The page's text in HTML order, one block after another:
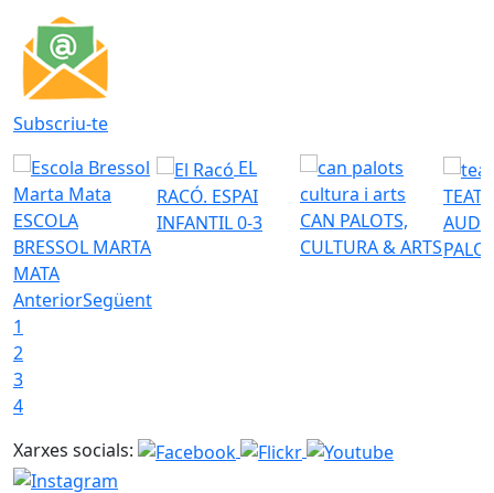
Subscriu-te
ESCOLA
BRESSOL MARTA
MATA
EL
RACÓ. ESPAI
INFANTIL 0-3
CAN PALOTS,
CULTURA & ARTS
AnteriorSegüent
1
2
3
4
Xarxes socials: